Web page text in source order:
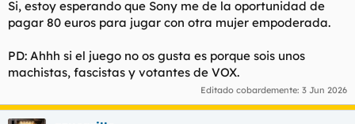
Si, estoy esperando que Sony me de la oportunidad de
pagar 80 euros para jugar con otra mujer empoderada.
PD: Ahhh si el juego no os gusta es porque sois unos
machistas, fascistas y votantes de VOX.
Editado cobardemente: 3 Jun 2026